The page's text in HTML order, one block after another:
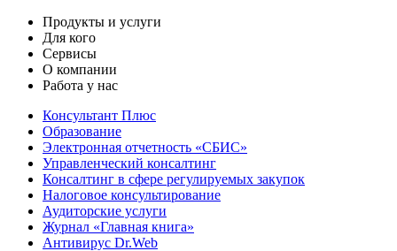
Продукты и услуги
Для кого
Сервисы
О компании
Работа у нас
Консультант Плюс
Образование
Электронная отчетность «СБИС»
Управленческий консалтинг
Консалтинг в сфере регулируемых закупок
Налоговое консультирование
Аудиторские услуги
Журнал «Главная книга»
Антивирус Dr.Web